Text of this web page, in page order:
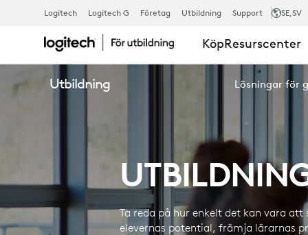
Logitech Logitech G Företag Utbildning Support SE,SV
KöpResurscenter
Utbildning Lösningar för
Ta reda på hur enkelt det kan vara att
elevernas potential, främja lärarnas